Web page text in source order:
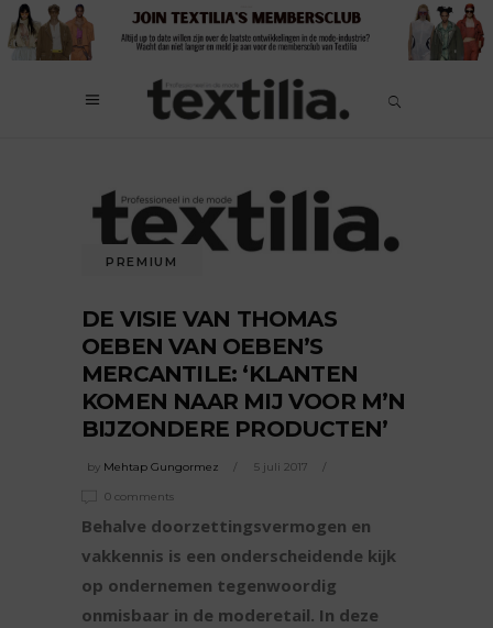
PREMIUM
DE VISIE VAN THOMAS
OEBEN VAN OEBEN’S
MERCANTILE: ‘KLANTEN
KOMEN NAAR MIJ VOOR M’N
BIJZONDERE PRODUCTEN’
by Mehtap Gungormez 5 juli 2017
0 comments
Behalve doorzettingsvermogen en
vakkennis is een onderscheidende kijk
op ondernemen tegenwoordig
onmisbaar in de moderetail. In deze